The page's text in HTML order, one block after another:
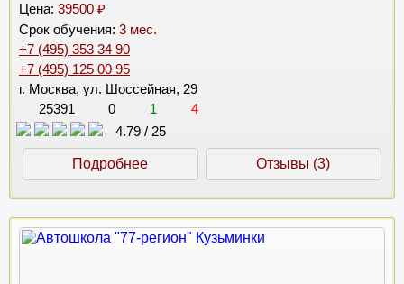
Цена: 39500 ₽
Срок обучения: 3 мес.
+7 (495) 353 34 90
+7 (495) 125 00 95
г. Москва, ул. Шоссейная, 29
25391
0 1
4
4.79 / 25
Подробнее Отзывы (3)